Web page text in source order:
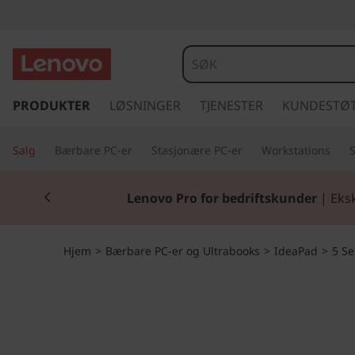
d
e
a
P
å
l
PRODUKTER LØSNINGER TJENESTER
Salg Bærbare PC-er Stasjonære PC-er Workstations
Lenovo Pro for bedriftskunder|
Hjem > Bærbare PC-er og Ultrabooks > IdeaPad > 5